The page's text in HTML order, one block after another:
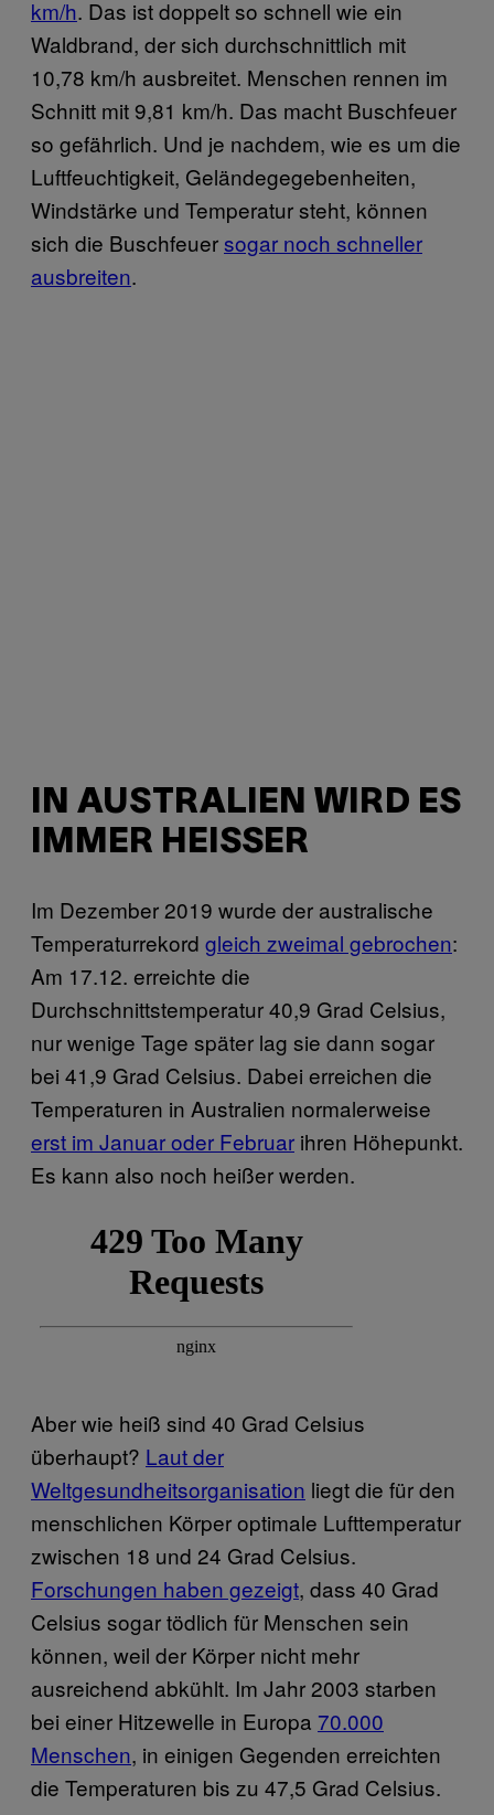
km/h. Das ist doppelt so schnell wie ein
Waldbrand, der sich durchschnittlich mit
10,78 km/h ausbreitet. Menschen rennen im
Schnitt mit 9,81 km/h. Das macht Buschfeuer
so gefährlich. Und je nachdem, wie es um die
Luftfeuchtigkeit, Geländegegebenheiten,
Windstärke und Temperatur steht, können
sich die Buschfeuersogar noch schneller
ausbreiten.
IN AUSTRALIEN WIRD ES
IMMER HEISSER
Im Dezember 2019 wurde der australische
Temperaturrekord gleich zweimal gebrochen:
Am 17.12. erreichte die
Durchschnittstemperatur 40,9 Grad Celsius,
nur wenige Tage später lag sie dann sogar
bei 41,9 Grad Celsius. Dabei erreichen die
Temperaturen in Australien normalerweise
erst im Januar oder Februar ihren Höhepunkt.
Es kann also noch heißer werden.
Aber wie heiß sind 40 Grad Celsius
überhaupt? Laut der
Weltgesundheitsorganisation liegt die für den
menschlichen Körper optimale Lufttemperatur
zwischen 18 und 24 Grad Celsius.
Forschungen haben gezeigt, dass 40 Grad
Celsius sogar tödlich für Menschen sein
können, weil der Körper nicht mehr
ausreichend abkühlt. Im Jahr 2003 starben
bei einer Hitzewelle in Europa 70.000
Menschen, in einigen Gegenden erreichten
die Temperaturen bis zu 47,5 Grad Celsius.